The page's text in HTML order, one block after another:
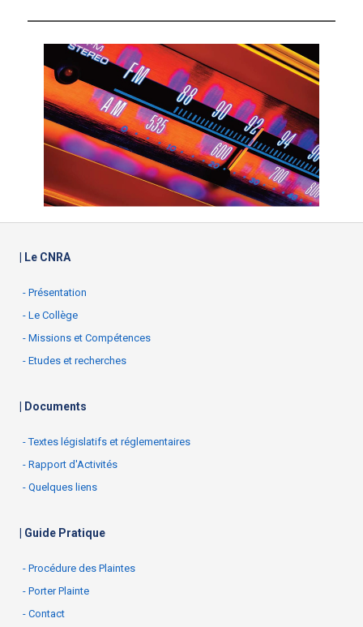
| Le CNRA
- Présentation
- Le Collège
- Missions et Compétences
- Etudes et recherches
| Documents
- Textes législatifs et réglementaires
- Rapport d'Activités
- Quelques liens
| Guide Pratique
- Procédure des Plaintes
- Porter Plainte
- Contact